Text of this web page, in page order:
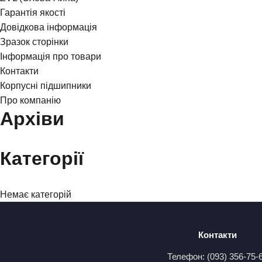
Гарантія якості
Довідкова інформація
Зразок сторінки
Інформація про товари
Контакти
Корпусні підшипники
Про компанію
Архіви
Категорії
Немає категорій
Контакти
Телефон: (093) 356-75-